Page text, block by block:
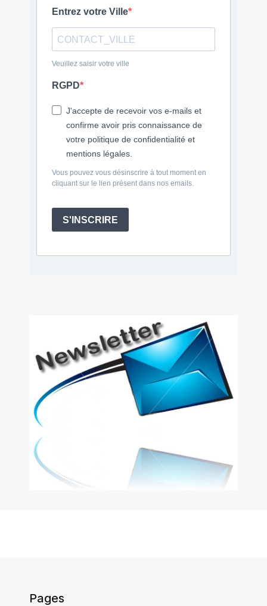
Entrez votre Ville
Veuillez saisir votre ville
RGPD
J'accepte de recevoir vos e-mails et
confirme avoir pris connaissance de
votre politique de confidentialité et
mentions légales.
Vous pouvez vous désinscrire à tout moment en
cliquant sur le lien présent dans nos emails.
S'INSCRIRE
Pages